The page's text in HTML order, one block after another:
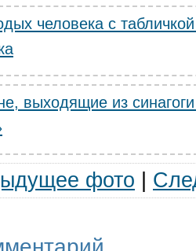
человека с
выходящие из
фото